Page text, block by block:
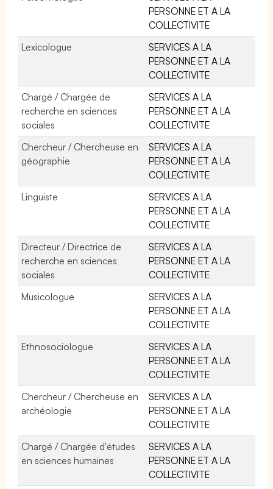
PERSONNE ET A LA
COLLECTIVITE
Lexicologue
SERVICES A LA
PERSONNE ET A LA
COLLECTIVITE
Chargé / Chargée de
recherche en sciences
sociales
SERVICES A LA
PERSONNE ET A LA
COLLECTIVITE
Chercheur / Chercheuse en
géographie
SERVICES A LA
PERSONNE ET A LA
COLLECTIVITE
Linguiste
SERVICES A LA
PERSONNE ET A LA
COLLECTIVITE
Directeur / Directrice de
recherche en sciences
sociales
SERVICES A LA
PERSONNE ET A LA
COLLECTIVITE
Musicologue
SERVICES A LA
PERSONNE ET A LA
COLLECTIVITE
Ethnosociologue
SERVICES A LA
PERSONNE ET A LA
COLLECTIVITE
Chercheur / Chercheuse en
archéologie
SERVICES A LA
PERSONNE ET A LA
COLLECTIVITE
Chargé / Chargée d'études
en sciences humaines
SERVICES A LA
PERSONNE ET A LA
COLLECTIVITE